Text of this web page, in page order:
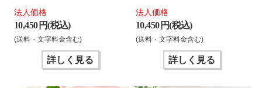
法人価格
10,450 円(税込)
(送料・文字料金含む)
詳しく見る
法人価格
10,450 円(税込)
(送料・文字料金含む)
詳しく見る